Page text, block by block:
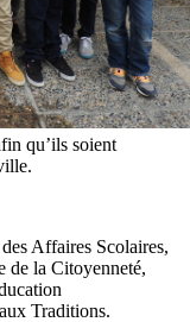
qu’ils soient
Affaires Scolaires,
la Citoyenneté,
Traditions.